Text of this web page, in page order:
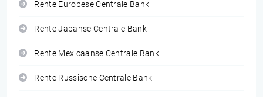
Rente Europese Centrale Bank
Rente Japanse Centrale Bank
Rente Mexicaanse Centrale Bank
Rente Russische Centrale Bank